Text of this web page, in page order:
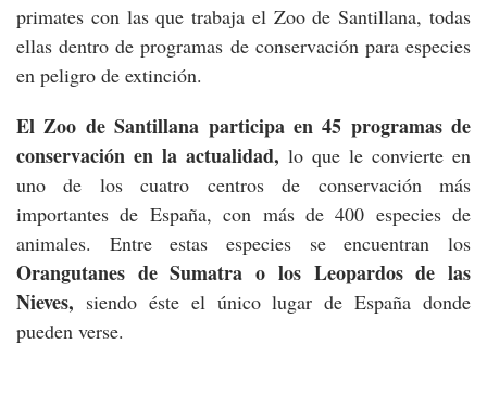
primates con las que trabaja el Zoo de Santillana, todas
ellas dentro de programas de conservación para especies
en peligro de extinción.
El Zoo de Santillana participa en 45 programas de
conservación en la actualidad, lo que le convierte en
uno de los cuatro centros de conservación más
importantes de España, con más de 400 especies de
animales. Entre estas especies se encuentran los
Orangutanes de Sumatra o los Leopardos de las
Nieves, siendo éste el único lugar de España donde
pueden verse.